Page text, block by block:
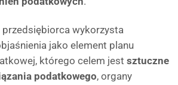
przedsiębiorca wykorzysta
jako element planu
którego celem jest sztuczne
podatkowego, organy